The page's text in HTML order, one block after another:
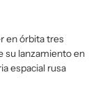
en órbita tres
su lanzamiento en
espacial rusa